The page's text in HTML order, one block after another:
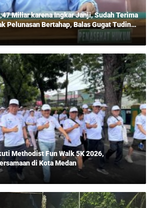
Miliar karena Ingkar Janji, Sudah Terima
Pelunasan Bertahap, Balas Gugat Tuding
Juta
Methodist Fun Walk 5K 2026,
di Kota Medan